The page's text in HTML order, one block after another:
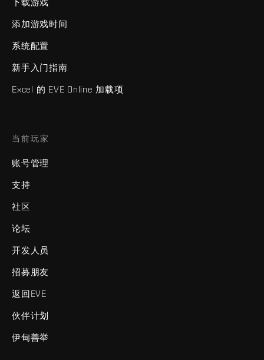
下载游戏
添加游戏时间
系统配置
新手入门指南
Excel 的 EVE Online 加载项
当前玩家
账号管理
支持
社区
论坛
开发人员
招募朋友
返回EVE
伙伴计划
伊甸善举